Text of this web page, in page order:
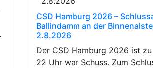
CSD Hamburg 2026 –
Ballindamm an der
2.8.2026
Der CSD Hamburg 2026 ist zu
22 Uhr war Schuss. Zum